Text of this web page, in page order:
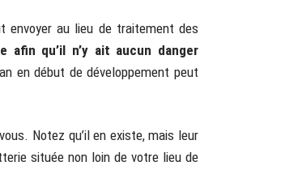
envoyer au lieu de traitement des
afin qu’il n’y ait aucun danger
en début de développement peut
Notez qu’il en existe, mais leur
située non loin de votre lieu de